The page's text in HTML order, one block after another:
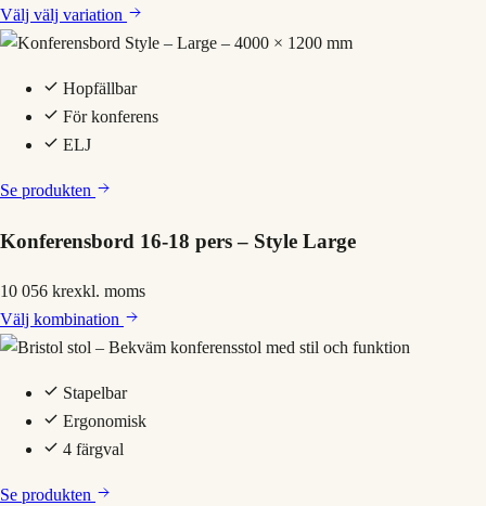
Välj välj variation
Hopfällbar
För konferens
ELJ
Se produkten
Konferensbord 16-18 pers – Style Large
10 056 krexkl. moms
Välj kombination
Stapelbar
Ergonomisk
4 färgval
Se produkten